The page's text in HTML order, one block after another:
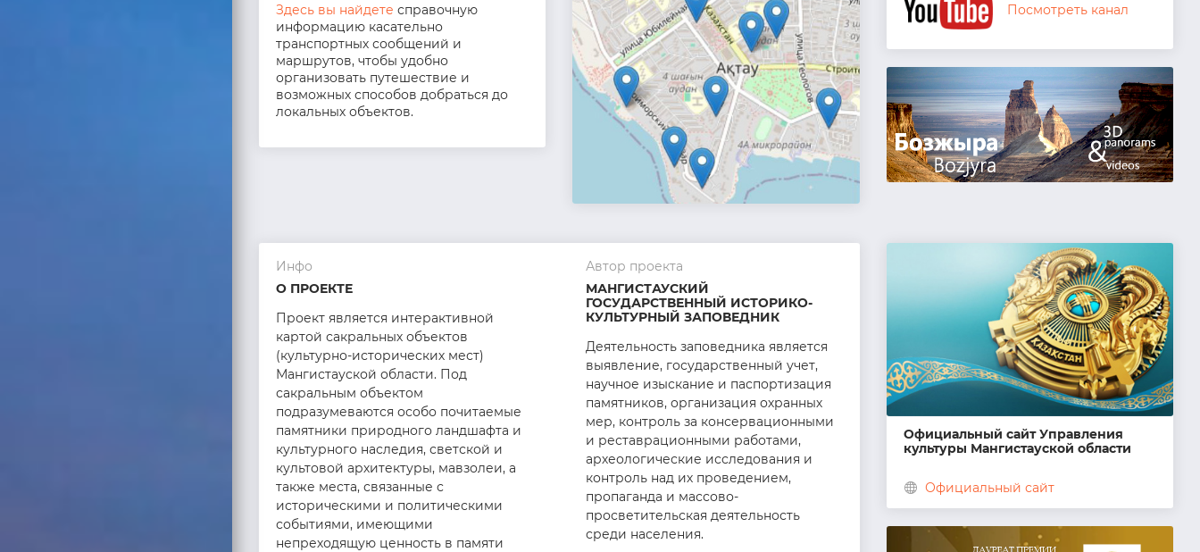
Здесь вы найдете справочную
информацию касательно
транспортных сообщений и
маршрутов, чтобы удобно
организовать путешествие и
возможных способов добраться до
локальных объектов.
Посмотреть канал
Инфо
О ПРОЕКТЕ
Проект является интерактивной
картой сакральных объектов
(культурно-исторических мест)
Мангистауской области. Под
сакральным объектом
подразумеваются особо почитаемые
памятники природного ландшафта и
культурного наследия, светской и
культовой архитектуры, мавзолеи, а
также места, связанные с
историческими и политическими
событиями, имеющими
непреходящую ценность в памяти
Автор проекта
МАНГИСТАУСКИЙ
ГОСУДАРСТВЕННЫЙ ИСТОРИКО-
КУЛЬТУРНЫЙ ЗАПОВЕДНИК
Деятельность заповедника является
выявление, государственный учет,
научное изыскание и паспортизация
памятников, организация охранных
мер, контроль за консервационными
и реставрационными работами,
археологические исследования и
контроль над их проведением,
пропаганда и массово-
просветительская деятельность
среди населения.
Официальный сайт Управления
культуры Мангистауской области
Официальный сайт